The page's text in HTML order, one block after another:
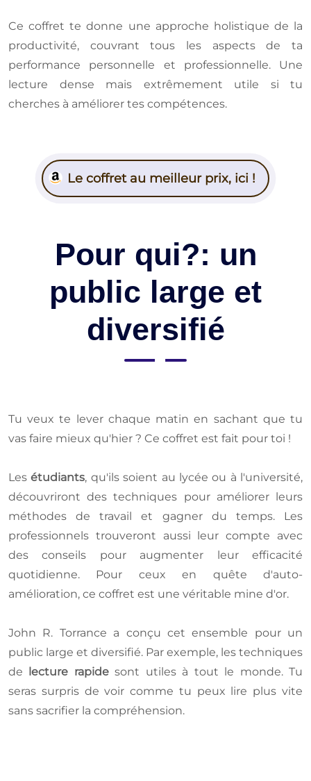
Ce coffret te donne une approche holistique de la
productivité, couvrant tous les aspects de ta
performance personnelle et professionnelle. Une
lecture dense mais extrêmement utile si tu
cherches à améliorer tes compétences.
Le coffret au meilleur prix, ici !
Pour qui?: un
public large et
diversifié
Tu veux te lever chaque matin en sachant que tu
vas faire mieux qu'hier ? Ce coffret est fait pour toi !
Lesétudiants, qu'ils soient au lycée ou à l'université,
découvriront des techniques pour améliorer leurs
méthodes de travail et gagner du temps. Les
professionnels trouveront aussi leur compte avec
des conseils pour augmenter leur efficacité
quotidienne. Pour ceux en quête d'auto-
amélioration, ce coffret est une véritable mine d'or.
John R. Torrance a conçu cet ensemble pour un
public large et diversifié. Par exemple, les techniques
de lecture rapidesont utiles à tout le monde. Tu
seras surpris de voir comme tu peux lire plus vite
sans sacrifier la compréhension.